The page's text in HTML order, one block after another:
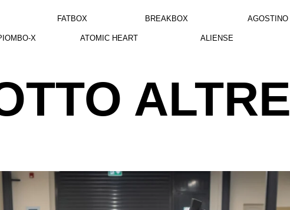
AGOSTINO
FATBOX
ATOMIC HEART
X ALIENSE
BREAKBOX
ALTRE